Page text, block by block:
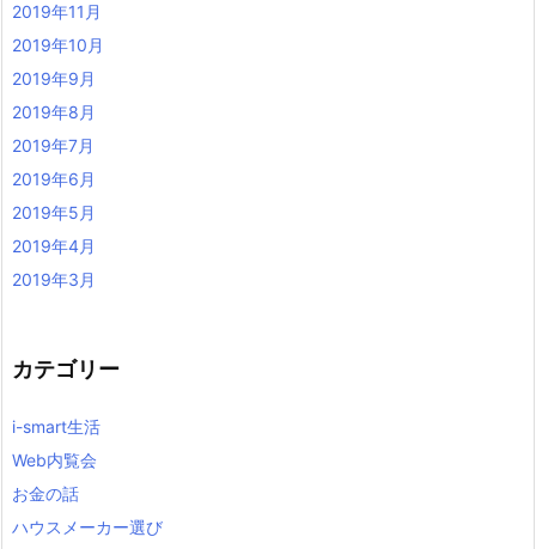
2019年11月
2019年10月
2019年9月
2019年8月
2019年7月
2019年6月
2019年5月
2019年4月
2019年3月
カテゴリー
i-smart生活
Web内覧会
お金の話
ハウスメーカー選び